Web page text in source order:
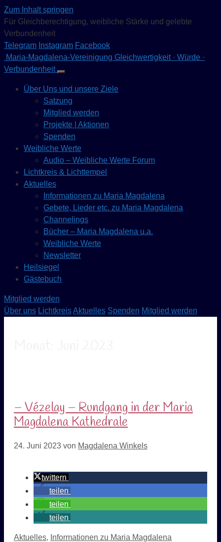
Zum Inhalt springen
Für Gleichberechtigung, weibliche Stärke und gelebte
Verbundenheit
Telegram Instagram Facebook
Maria-Magdalena-Vereinigung Gleichwertigkeit · Würde ·
Verbundenheit
Über Uns und unsere Ziele
Satzung
Mitglied werden
Projekte | Aktionen
Spenden
Weibliche Werte
Audio – Weibliche Werte Forum
Lichtkreis & Lichttempel
Aktuelles
Informationen zu Maria Magdalena
Gebete, Lieder etc. zu Maria Magdalena
Channelings
Bücher – Maria Magdalena u.a.
Weibliche Werte
Newsletter
Heilsiegel
Gästebuch
Mitglied werden
Über uns LichtkreisAktuelles Spenden Mitglied werden
– Vézelay – Rundgang in der Maria
Magdalena Kathedrale
24. Juni 2023 von Magdalena Winkels
twittern
teilen
teilen
teilen
Kategorien
Aktuelles, Informationen zu Maria Magdalena